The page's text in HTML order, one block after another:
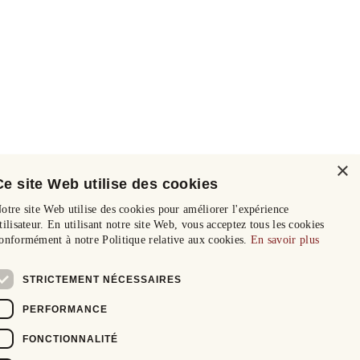
×
site Web utilise des cookies
site Web utilise des cookies pour améliorer l'expérience
En utilisant notre site Web, vous acceptez tous les cookies
à notre Politique relative aux cookies. En savoir plus
STRICTEMENT NÉCESSAIRES
PERFORMANCE
FONCTIONNALITÉ